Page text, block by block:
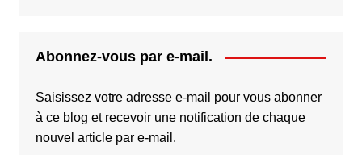
Abonnez-vous par e-mail.
Saisissez votre adresse e-mail pour vous abonner
à ce blog et recevoir une notification de chaque
nouvel article par e-mail.